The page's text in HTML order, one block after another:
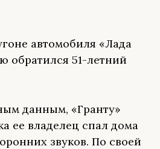
автомобиля «Лада
обратился 51-летний
данным, «Гранту»
ее владелец спал дома
звуков. По своей